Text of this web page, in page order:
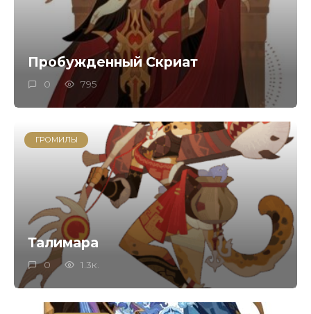
Пробужденный Скриат
0 795
ГРОМИЛЫ
Талимара
0 1.3к.